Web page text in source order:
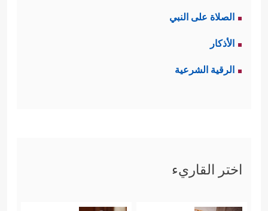
الصلاة على النبي
الأذكار
الرقية الشرعية
اختر القاريء